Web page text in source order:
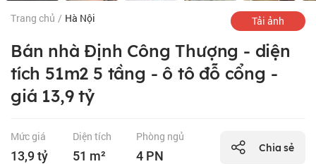
Trang chủ / Hà Nội Tải ảnh
Bán nhà Định Công Thượng - diện
tích 51m2 5 tầng - ô tô đỗ cổng -
giá 13,9 tỷ
Mức giá
13,9 tỷ
Diện tích
51 m²
Phòng ngủ
4 PN
Chia sẻ